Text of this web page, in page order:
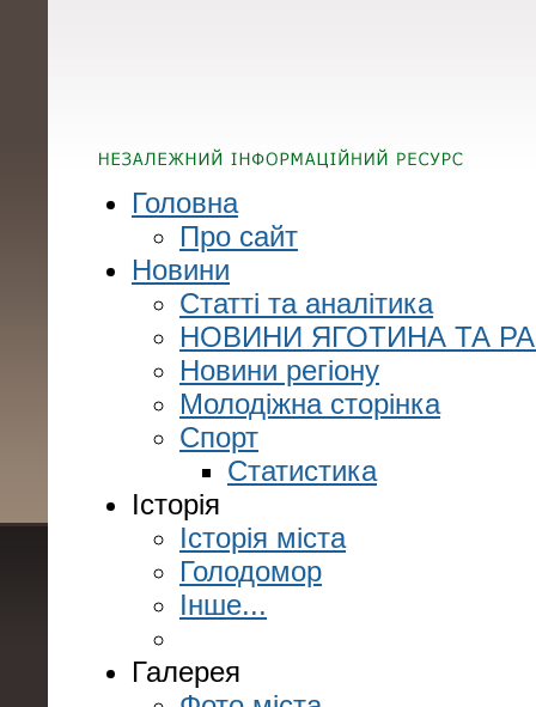
Головна
Про сайт
Новини
Статті та аналітика
НОВИНИ ЯГОТИНА ТА
Новини регіону
Молодіжна сторінка
Спорт
Статистика
Історія
Історія міста
Голодомор
Інше...
Галерея